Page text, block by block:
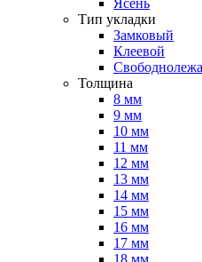
Ясень
Тип укладки
Замковый
Клеевой
Толщина
8 мм
9 мм
10 мм
11 мм
12 мм
13 мм
14 мм
15 мм
16 мм
17 мм
18 мм